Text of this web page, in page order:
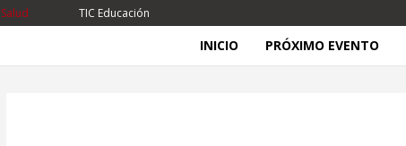
TIC Educación
INICIO
PRÓXIMO EVENTO